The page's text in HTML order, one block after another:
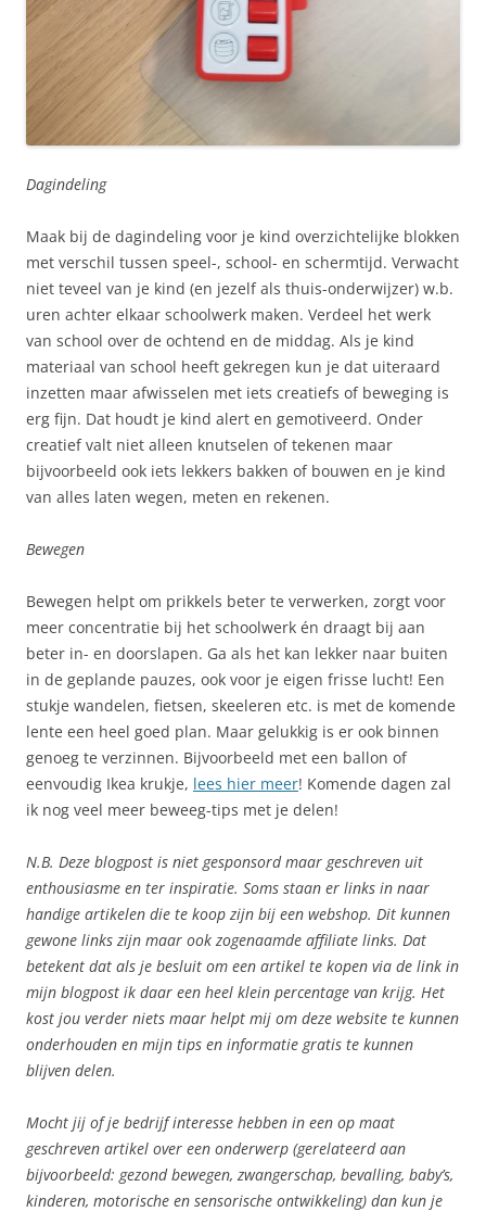
Dagindeling
Maak bij de dagindeling voor je kind overzichtelijke blokken
met verschil tussen speel-, school- en schermtijd. Verwacht
niet teveel van je kind (en jezelf als thuis-onderwijzer) w.b.
uren achter elkaar schoolwerk maken. Verdeel het werk
van school over de ochtend en de middag. Als je kind
materiaal van school heeft gekregen kun je dat uiteraard
inzetten maar afwisselen met iets creatiefs of beweging is
erg fijn. Dat houdt je kind alert en gemotiveerd. Onder
creatief valt niet alleen knutselen of tekenen maar
bijvoorbeeld ook iets lekkers bakken of bouwen en je kind
van alles laten wegen, meten en rekenen.
Bewegen
Bewegen helpt om prikkels beter te verwerken, zorgt voor
meer concentratie bij het schoolwerk én draagt bij aan
beter in- en doorslapen. Ga als het kan lekker naar buiten
in de geplande pauzes, ook voor je eigen frisse lucht! Een
stukje wandelen, fietsen, skeeleren etc. is met de komende
lente een heel goed plan. Maar gelukkig is er ook binnen
genoeg te verzinnen. Bijvoorbeeld met een ballon of
eenvoudig Ikea krukje, lees hier meer! Komende dagen zal
ik nog veel meer beweeg-tips met je delen!
N.B. Deze blogpost is niet gesponsord maar geschreven uit
enthousiasme en ter inspiratie. Soms staan er links in naar
handige artikelen die te koop zijn bij een webshop. Dit kunnen
gewone links zijn maar ook zogenaamde affiliate links. Dat
betekent dat als je besluit om een artikel te kopen via de link in
mijn blogpost ik daar een heel klein percentage van krijg. Het
kost jou verder niets maar helpt mij om deze website te kunnen
onderhouden en mijn tips en informatie gratis te kunnen
blijven delen.
Mocht jij of je bedrijf interesse hebben in een op maat
geschreven artikel over een onderwerp (gerelateerd aan
bijvoorbeeld: gezond bewegen, zwangerschap, bevalling, baby’s,
kinderen, motorische en sensorische ontwikkeling) dan kun je